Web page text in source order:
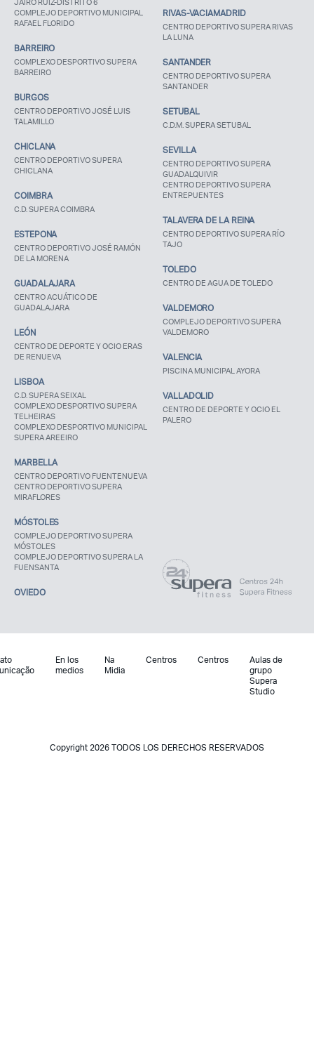
JAIRO RUIZ-DISTRITO 6
COMPLEJO DEPORTIVO MUNICIPAL
RAFAEL FLORIDO
BARREIRO
COMPLEXO DESPORTIVO SUPERA
BARREIRO
BURGOS
CENTRO DEPORTIVO JOSÉ LUIS
TALAMILLO
CHICLANA
CENTRO DEPORTIVO SUPERA
CHICLANA
COIMBRA
C.D. SUPERA COIMBRA
ESTEPONA
CENTRO DEPORTIVO JOSÉ RAMÓN
DE LA MORENA
GUADALAJARA
CENTRO ACUÁTICO DE
GUADALAJARA
LEÓN
CENTRO DE DEPORTE Y OCIO ERAS
DE RENUEVA
LISBOA
C.D. SUPERA SEIXAL
COMPLEXO DESPORTIVO SUPERA
TELHEIRAS
COMPLEXO DESPORTIVO MUNICIPAL
SUPERA AREEIRO
MARBELLA
CENTRO DEPORTIVO FUENTENUEVA
CENTRO DEPORTIVO SUPERA
MIRAFLORES
MÓSTOLES
COMPLEJO DEPORTIVO SUPERA
MÓSTOLES
COMPLEJO DEPORTIVO SUPERA LA
FUENSANTA
OVIEDO
RIVAS-VACIAMADRID
CENTRO DEPORTIVO SUPERA RIVAS
LA LUNA
SANTANDER
CENTRO DEPORTIVO SUPERA
SANTANDER
SETUBAL
C.D.M. SUPERA SETUBAL
SEVILLA
CENTRO DEPORTIVO SUPERA
GUADALQUIVIR
CENTRO DEPORTIVO SUPERA
ENTREPUENTES
TALAVERA DE LA REINA
CENTRO DEPORTIVO SUPERA RÍO
TAJO
TOLEDO
CENTRO DE AGUA DE TOLEDO
VALDEMORO
COMPLEJO DEPORTIVO SUPERA
VALDEMORO
VALENCIA
PISCINA MUNICIPAL AYORA
VALLADOLID
CENTRO DE DEPORTE Y OCIO EL
PALERO
En los
medios
Na
Midia
Centros Centros
Aulas de
grupo
Supera
Studio
Copyright 2026 TODOS LOS DERECHOS RESERVADOS